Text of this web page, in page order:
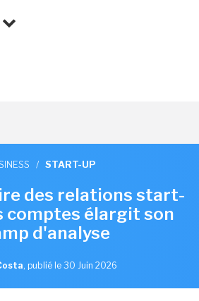
/ START-UP
des relations start-
comptes élargit son
d'analyse
, publié le 30 Juin 2026